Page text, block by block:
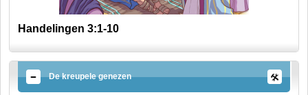
Handelingen 3:1-10
De kreupele genezen